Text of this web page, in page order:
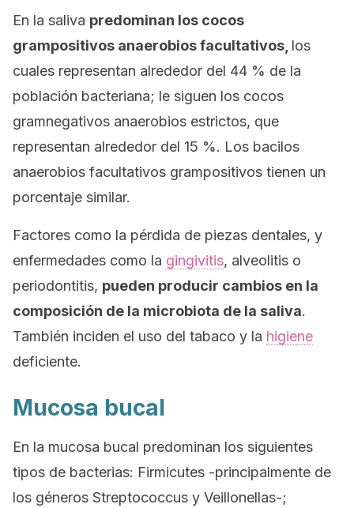
En la saliva predominan los cocos
grampositivos anaerobios facultativos, los
cuales representan alrededor del 44 % de la
población bacteriana; le siguen los cocos
gramnegativos anaerobios estrictos, que
representan alrededor del 15 %. Los bacilos
anaerobios facultativos grampositivos tienen un
porcentaje similar.
Factores como la pérdida de piezas dentales, y
enfermedades como la gingivitis, alveolitis o
periodontitis, pueden producir cambios en la
composición de la microbiota de la saliva.
También inciden el uso del tabaco y la higiene
deficiente.
Mucosa bucal
En la mucosa bucal predominan los siguientes
tipos de bacterias: Firmicutes -principalmente de
los géneros Streptococcus y Veillonellas-;